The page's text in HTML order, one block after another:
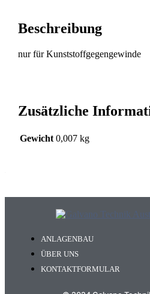
Beschreibung
nur für Kunststoffgegengewinde
Zusätzliche
Gewicht 0,007 kg
ANLAGENBAU
ÜBER UNS
KONTAKTFORMULAR